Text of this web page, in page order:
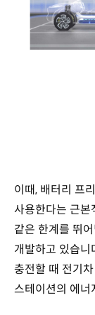
이때, 배터리 프
사용한다는 근
같은 한계를 뛰
개발하고 있습니
충전할 때 전기
스테이션의 에너